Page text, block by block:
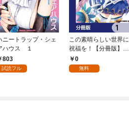
ニートラップ・シェ
ハウス １
803
試読フル
この素晴らしい世界に
祝福を！【分冊版】
1 0
無料